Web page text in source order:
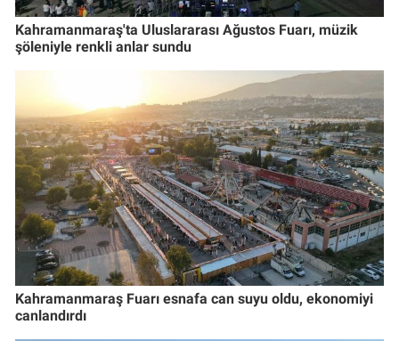
Kahramanmaraş'ta Uluslararası Ağustos Fuarı, müzik
şöleniyle renkli anlar sundu
Kahramanmaraş Fuarı esnafa can suyu oldu, ekonomiyi
canlandırdı